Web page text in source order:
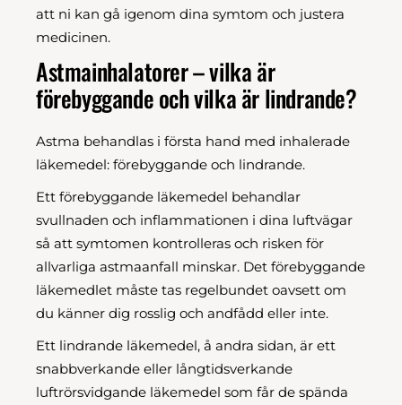
att ni kan gå igenom dina symtom och justera
medicinen.
Astmainhalatorer – vilka är
förebyggande och vilka är lindrande?
Astma behandlas i första hand med inhalerade
läkemedel: förebyggande och lindrande.
Ett förebyggande läkemedel behandlar
svullnaden och inflammationen i dina luftvägar
så att symtomen kontrolleras och risken för
allvarliga astmaanfall minskar. Det förebyggande
läkemedlet måste tas regelbundet oavsett om
du känner dig rosslig och andfådd eller inte.
Ett lindrande läkemedel, å andra sidan, är ett
snabbverkande eller långtidsverkande
luftrörsvidgande läkemedel som får de spända